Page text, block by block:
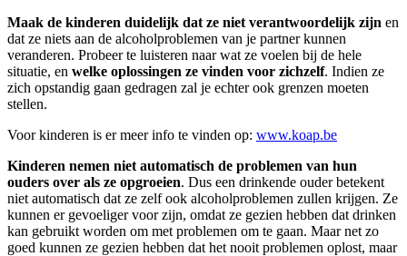
Maak de kinderen duidelijk dat ze niet verantwoordelijk zijn en
dat ze niets aan de alcoholproblemen van je partner kunnen
veranderen. Probeer te luisteren naar wat ze voelen bij de hele
situatie, en welke oplossingen ze vinden voor zichzelf. Indien ze
zich opstandig gaan gedragen zal je echter ook grenzen moeten
stellen.
Voor kinderen is er meer info te vinden op: www.koap.be
Kinderen nemen niet automatisch de problemen van hun
ouders over als ze opgroeien. Dus een drinkende ouder betekent
niet automatisch dat ze zelf ook alcoholproblemen zullen krijgen. Ze
kunnen er gevoeliger voor zijn, omdat ze gezien hebben dat drinken
kan gebruikt worden om met problemen om te gaan. Maar net zo
goed kunnen ze gezien hebben dat het nooit problemen oplost, maar